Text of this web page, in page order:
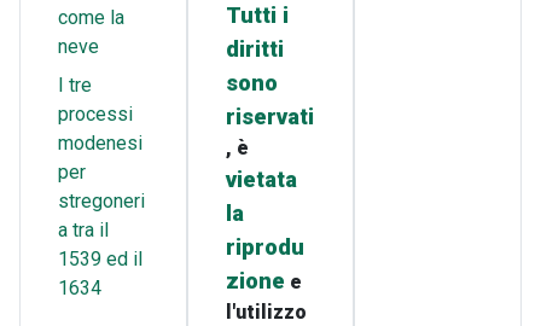
come la
neve
I tre
processi
modenesi
per
stregoneri
a tra il
1539 ed il
1634
Tutti i
diritti
sono
riservati
, è
vietata
la
riprodu
zione e
l'utilizzo